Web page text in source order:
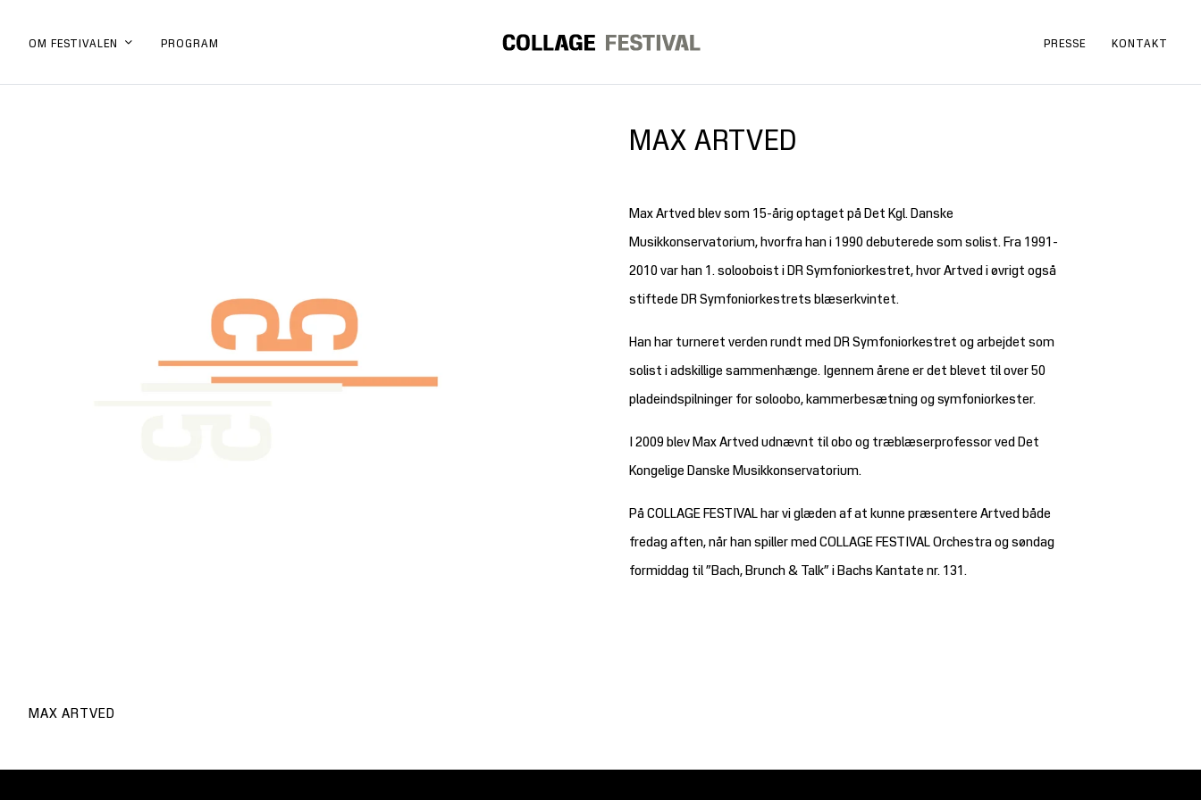
OM FESTIVALEN PROGRAM PRESSE KONTAKT
MAX ARTVED
MAX ARTVED
Max Artved blev som 15-årig optaget på Det Kgl. Danske
Musikkonservatorium, hvorfra han i 1990 debuterede som solist. Fra 1991-
2010 var han 1. solooboist i DR Symfoniorkestret, hvor Artved i øvrigt også
stiftede DR Symfoniorkestrets blæserkvintet.
Han har turneret verden rundt med DR Symfoniorkestret og arbejdet som
solist i adskillige sammenhænge. Igennem årene er det blevet til over 50
pladeindspilninger for soloobo, kammerbesætning og symfoniorkester.
I 2009 blev Max Artved udnævnt til obo og træblæserprofessor ved Det
Kongelige Danske Musikkonservatorium.
På COLLAGE FESTIVAL har vi glæden af at kunne præsentere Artved både
fredag aften, når han spiller med COLLAGE FESTIVAL Orchestra og søndag
formiddag til ”Bach, Brunch & Talk” i Bachs Kantate nr. 131.